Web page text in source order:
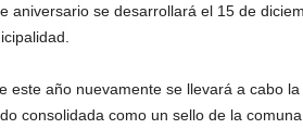
aniversario se desarrollará el 15 de
este año nuevamente se llevará a cabo
consolidada como un sello de la